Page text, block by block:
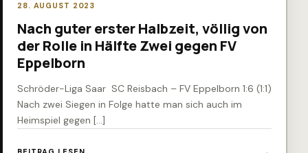
28. AUGUST 2023
Nach guter erster Halbzeit, völlig von
der Rolle in Hälfte Zwei gegen FV
Eppelborn
Schröder-Liga Saar SC Reisbach – FV Eppelborn 1:6 (1:1)
Nach zwei Siegen in Folge hatte man sich auch im
Heimspiel gegen […]